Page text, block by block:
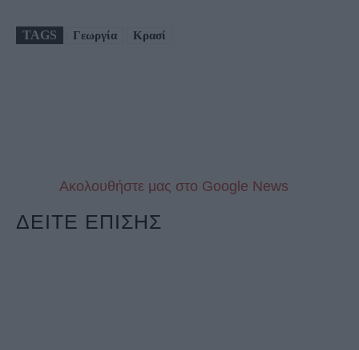
TAGS Γεωργία Κρασί
Aκολουθήστε μας στo Google News
ΔΕΙΤΕ ΕΠΙΣΗΣ